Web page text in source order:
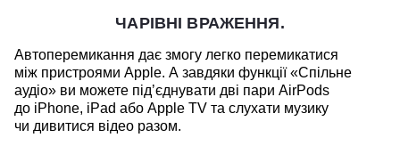
ЧАРІВНІ ВРАЖЕННЯ.
Автоперемикання дає змогу легко перемикатися
між пристроями Apple. А завдяки функції «Спільне
аудіо» ви можете підʼєднувати дві пари AirPods
до iPhone, iPad або Apple TV та слухати музику
чи дивитися відео разом.